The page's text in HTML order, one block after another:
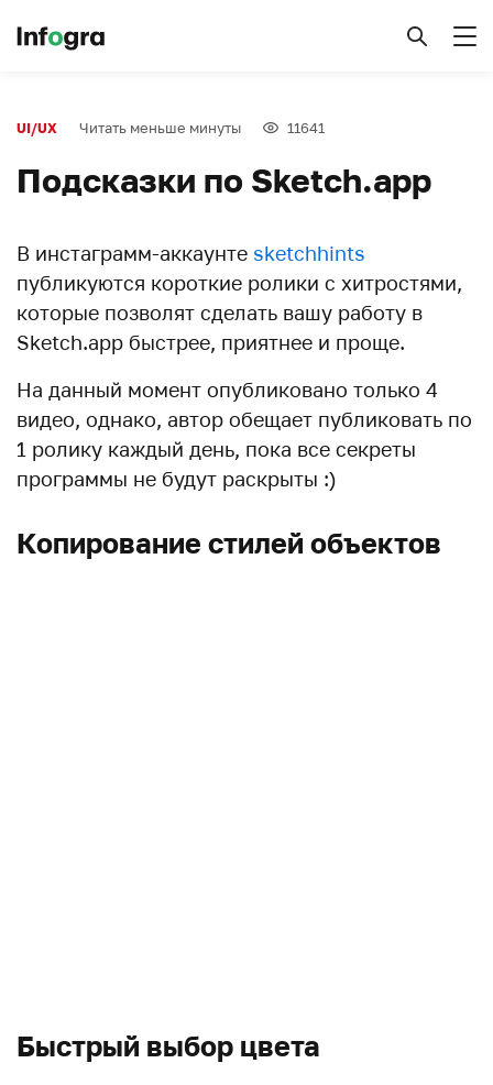
UI/UX Читать меньше минуты 11641
Подсказки по Sketch.app
В инстаграмм-аккаунте sketchhints
публикуются короткие ролики с хитростями,
которые позволят сделать вашу работу в
Sketch.app быстрее, приятнее и проще.
На данный момент опубликовано только 4
видео, однако, автор обещает публиковать по
1 ролику каждый день, пока все секреты
программы не будут раскрыты :)
Копирование стилей объектов
Быстрый выбор цвета